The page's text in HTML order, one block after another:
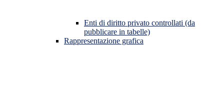
Enti di diritto privato controllati (da
pubblicare in tabelle)
Rappresentazione grafica